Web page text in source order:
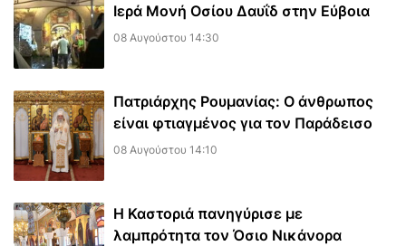
Ιερά Μονή Οσίου Δαυΐδ στην Εύβοια
08 Αυγούστου 14:30
Πατριάρχης Ρουμανίας: Ο άνθρωπος
είναι φτιαγμένος για τον Παράδεισο
08 Αυγούστου 14:10
Η Καστοριά πανηγύρισε με
λαμπρότητα τον Όσιο Νικάνορα